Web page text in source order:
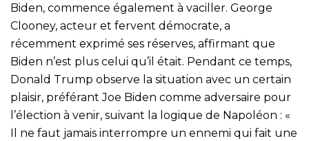
Biden, commence également à vaciller. George
Clooney, acteur et fervent démocrate, a
récemment exprimé ses réserves, affirmant que
Biden n’est plus celui qu’il était. Pendant ce temps,
Donald Trump observe la situation avec un certain
plaisir, préférant Joe Biden comme adversaire pour
l’élection à venir, suivant la logique de Napoléon : «
Il ne faut jamais interrompre un ennemi qui fait une